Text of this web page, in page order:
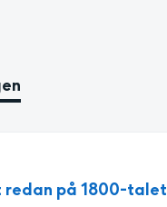
redan på 1800-talet